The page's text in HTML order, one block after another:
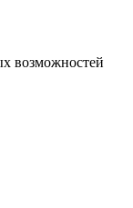
возможностей